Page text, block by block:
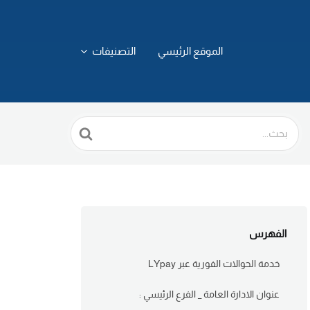
التصنيفات الموقع الرئيسي
Search
For
الفهرس
خدمة الحوالات الفورية عبر LYpay
عنوان الادارة العامة _ الفرع الرئيسي :